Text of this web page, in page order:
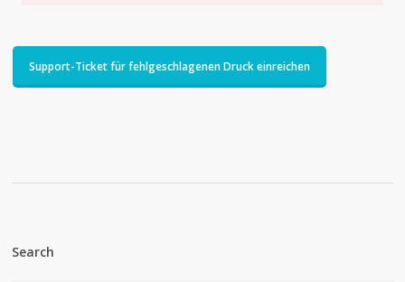
Support-Ticket für fehlgeschlagenen Druck einreichen
Search